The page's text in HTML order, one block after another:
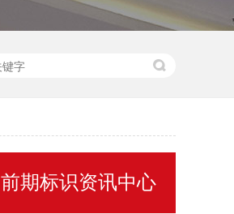
前期标识资讯中心